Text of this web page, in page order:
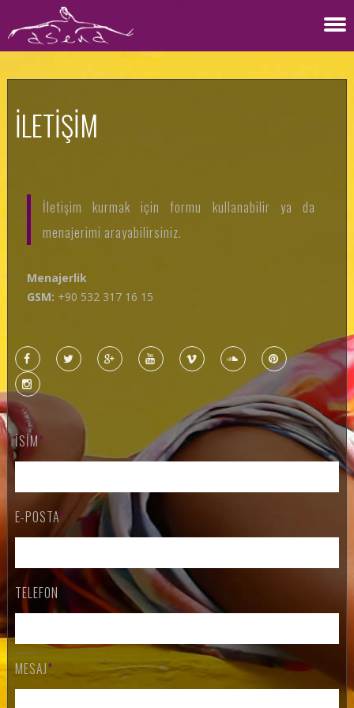
İLETIŞIM
İletişim kurmak için formu kullanabilir ya da
menajerimi arayabilirsiniz.
Menajerlik
GSM: +90 532 317 16 15
İSIM*
E-POSTA*
TELEFON
MESAJ*